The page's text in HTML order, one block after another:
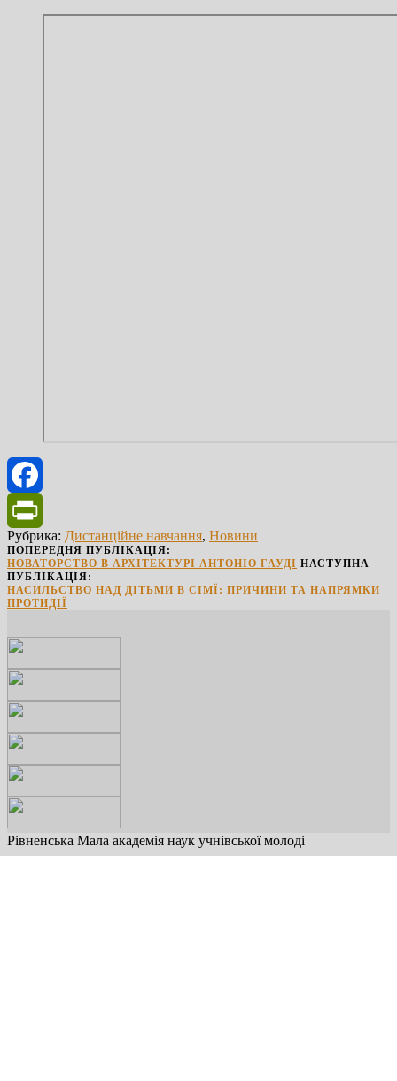
Facebook
PrintFriendly
Рубрика: Дистанційне навчання, Новини
ПОПЕРЕДНЯ ПУБЛІКАЦІЯ:
НОВАТОРСТВО В АРХІТЕКТУРІ АНТОНІО ГАУДІ НАСТУПНА
ПУБЛІКАЦІЯ:
НАСИЛЬСТВО НАД ДІТЬМИ В СІМЇ: ПРИЧИНИ ТА НАПРЯМКИ
ПРОТИДІЇ
Рівненська Мала академія наук учнівської молоді